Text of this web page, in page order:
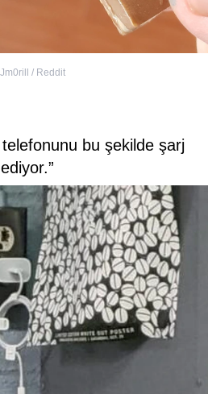
Jm0rill / Reddit
bu şekilde şarj
ediyor.”